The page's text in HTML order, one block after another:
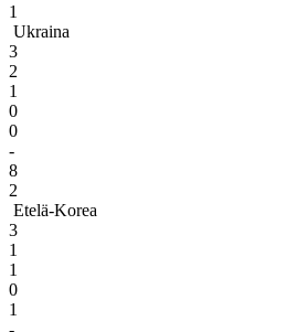
1
Ukraina
3
2
1
0
0
-
8
2
Etelä-Korea
3
1
1
0
1